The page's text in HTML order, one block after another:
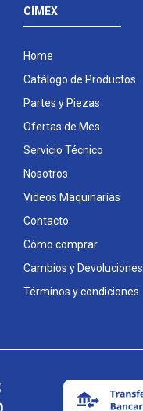
CIMEX
Home
Catálogo de Productos
Partes y Piezas
Ofertas de Mes
Servicio Técnico
Nosotros
Videos Maquinarías
Contacto
Cómo comprar
Cambios y Devoluciones
Términos y condiciones